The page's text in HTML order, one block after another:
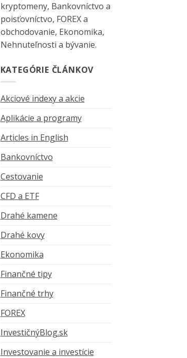
kryptomeny, Bankovníctvo a
poisťovníctvo, FOREX a
obchodovanie, Ekonomika,
Nehnuteľnosti a bývanie.
KATEGÓRIE ČLÁNKOV
Akciové indexy a akcie
Aplikácie a programy
Articles in English
Bankovníctvo
Cestovanie
CFD a ETF
Drahé kamene
Drahé kovy
Ekonomika
Finančné tipy
Finančné trhy
FOREX
InvestičnýBlog.sk
Investovanie a investície